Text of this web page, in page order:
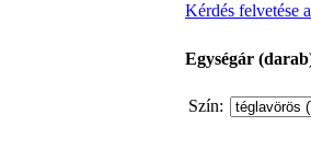
Kérdés felvetése
Egységár
Szín: